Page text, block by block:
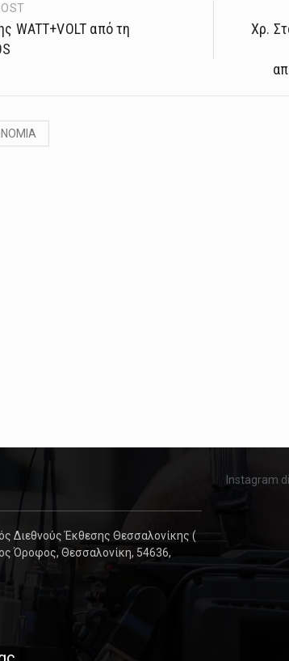
WATT+VOLT από τη
Χρ.
Διεθνούς Έκθεσης Θεσσαλονίκης (
Όροφος, Θεσσαλονίκη, 54636,
Instagram